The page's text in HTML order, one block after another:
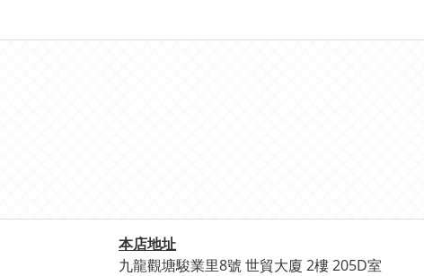
本店地址
九龍觀塘駿業里8號 世貿大廈 2樓 205D室